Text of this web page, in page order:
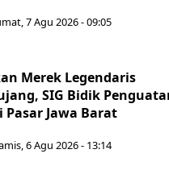
7 Agu 2026 - 09:05
Merek Legendaris
SIG Bidik
Pasar Jawa Barat
6 Agu 2026 - 13:14